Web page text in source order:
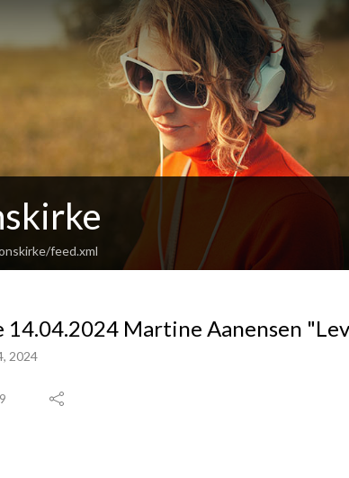
feed.xml
14.04.2024 Martine Aanensen
2024